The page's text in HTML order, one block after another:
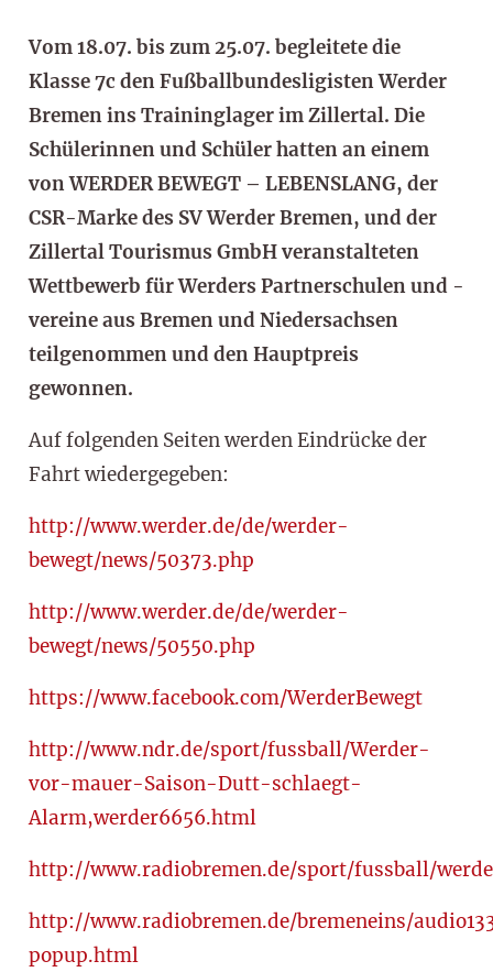
Vom 18.07. bis zum 25.07. begleitete die
Klasse 7c den Fußballbundesligisten Werder
Bremen ins Traininglager im Zillertal. Die
Schülerinnen und Schüler hatten an einem
von WERDER BEWEGT – LEBENSLANG, der
CSR-Marke des SV Werder Bremen, und der
Zillertal Tourismus GmbH veranstalteten
Wettbewerb für Werders Partnerschulen und -
vereine aus Bremen und Niedersachsen
teilgenommen und den Hauptpreis
gewonnen.
Auf folgenden Seiten werden Eindrücke der
Fahrt wiedergegeben:
http://www.werder.de/de/werder-
bewegt/news/50373.php
http://www.werder.de/de/werder-
bewegt/news/50550.php
https://www.facebook.com/WerderBewegt
http://www.ndr.de/sport/fussball/Werder-
vor-mauer-Saison-Dutt-schlaegt-
Alarm,werder6656.html
http://www.radiobremen.de/sport/fussball/
http://www.radiobremen.de/bremeneins/
popup.html